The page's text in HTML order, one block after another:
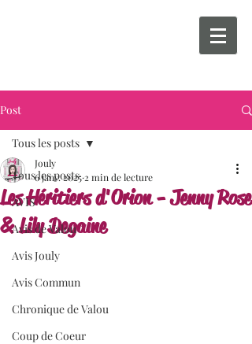
Post
Tous les posts
AVIS
Avis de Valou
Avis Jouly
Avis Commun
Chronique de Valou
Coup de Coeur
Tous les posts
Les Héritiers d'Orion - Jenny Rose
& Lily Degaine
Jouly
6 janv. 2025 2 min de lecture